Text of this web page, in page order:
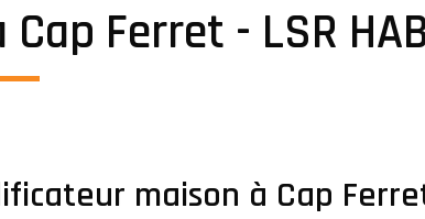
Ferret - LSR
maison à Cap